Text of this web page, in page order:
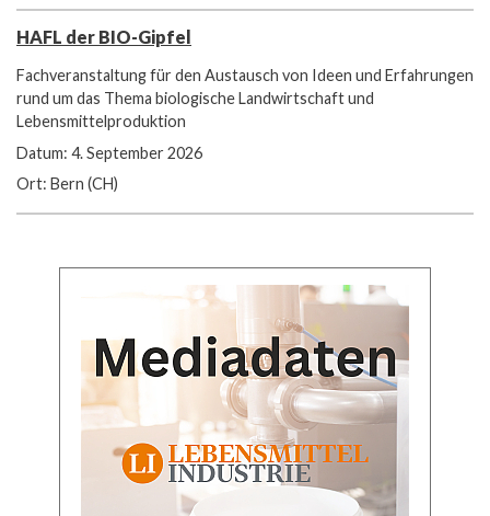
HAFL der BIO-Gipfel
Fachveranstaltung für den Austausch von Ideen und Erfahrungen
rund um das Thema biologische Landwirtschaft und
Lebensmittelproduktion
Datum: 4. September 2026
Ort: Bern (CH)